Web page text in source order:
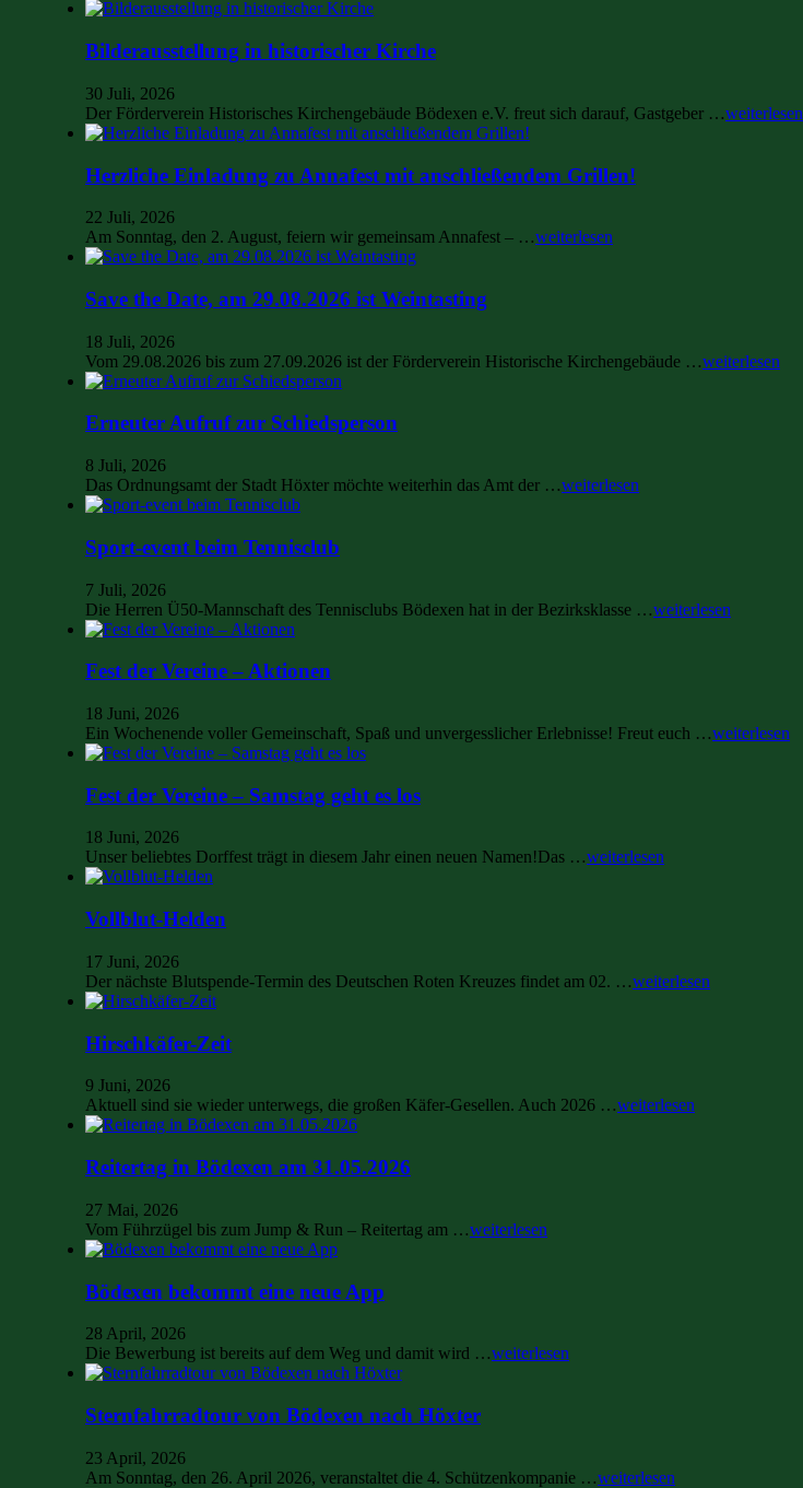
Bilderausstellung in historischer Kirche
30 Juli, 2026
Der Förderverein Historisches Kirchengebäude Bödexen e.V. freut sich darauf, Gastgeber …weiterlesen
Herzliche Einladung zu Annafest mit anschließendem Grillen!
22 Juli, 2026
Am Sonntag, den 2. August, feiern wir gemeinsam Annafest – …weiterlesen
Save the Date, am 29.08.2026 ist Weintasting
18 Juli, 2026
Vom 29.08.2026 bis zum 27.09.2026 ist der Förderverein Historische Kirchengebäude …weiterlesen
Erneuter Aufruf zur Schiedsperson
8 Juli, 2026
Das Ordnungsamt der Stadt Höxter möchte weiterhin das Amt der …weiterlesen
Sport-event beim Tennisclub
7 Juli, 2026
Die Herren Ü50-Mannschaft des Tennisclubs Bödexen hat in der Bezirksklasse …weiterlesen
Fest der Vereine – Aktionen
18 Juni, 2026
Ein Wochenende voller Gemeinschaft, Spaß und unvergesslicher Erlebnisse! Freut euch …weiterlesen
Fest der Vereine – Samstag geht es los
18 Juni, 2026
Unser beliebtes Dorffest trägt in diesem Jahr einen neuen Namen!Das …weiterlesen
Vollblut-Helden
17 Juni, 2026
Der nächste Blutspende-Termin des Deutschen Roten Kreuzes findet am 02. …weiterlesen
Hirschkäfer-Zeit
9 Juni, 2026
Aktuell sind sie wieder unterwegs, die großen Käfer-Gesellen. Auch 2026 …weiterlesen
Reitertag in Bödexen am 31.05.2026
27 Mai, 2026
Vom Führzügel bis zum Jump & Run – Reitertag am …weiterlesen
Bödexen bekommt eine neue App
28 April, 2026
Die Bewerbung ist bereits auf dem Weg und damit wird …weiterlesen
Sternfahrradtour von Bödexen nach Höxter
23 April, 2026
Am Sonntag, den 26. April 2026, veranstaltet die 4. Schützenkompanie …weiterlesen